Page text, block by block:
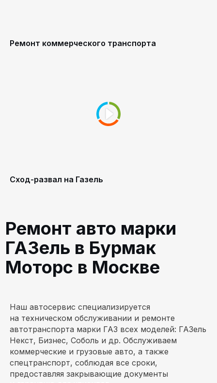
Ремонт коммерческого транспорта
Сход-развал на Газель
Наш автосервис специализируется
на техническом обслуживании и ремонте
автотранспорта марки ГАЗ всех моделей: ГАЗель
Некст, Бизнес, Соболь и др. Обслуживаем
коммерческие и грузовые авто, а также
спецтранспорт, соблюдая все сроки,
предоставляя закрывающие документы
Как нас найти
Московская область, район г.о. Одинцово
Красногорское шоссе, посёлок
Горки-2, вл. 215